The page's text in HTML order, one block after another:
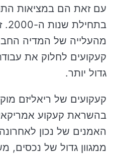
עם זאת הם במציאות
מהעלייה של המדיה
קעקועים לחלוק את
גדול יותר.
קעקועים של ריאליזם
בהשראת קעקוע
האמנים של נכון
ממגוון גדול של נכסים,